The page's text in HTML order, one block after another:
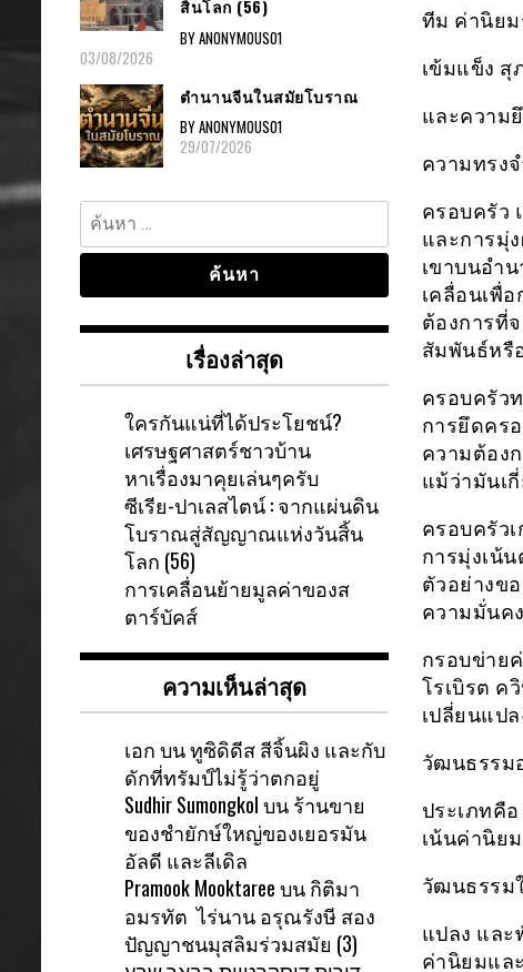
ทีม ค่านิยม
เข้มแข็ง สุ
และความ
ความทรง
ครอบครัว
และการมุ่
เขาบนอำ
เคลื่อนเพื่
ต้องการที่
สัมพันธ์หรื
ครอบครัว
การยึดคร
ความต้อง
แม้ว่ามันเ
ครอบครัว
การมุ่งเน้
ตัวอย่างข
ความมั่นค
กรอบข่าย
โรเบิรต ค
เปลี่ยนแปล
วัฒนธรรม
ประเภทคื
เน้นค่านิย
วัฒนธรรม
แปลง แล
ค่านิยมแล
สิ้นโลก (56)
BY ANONYMOUS01
03/08/2026
ตำนานจีนในสมัยโบราณ
BY ANONYMOUS01
29/07/2026
ค้นหา
สำหรับ:
เรื่องล่าสุด
ใครกันแน่ที่ได้ประโยชน์?
เศรษฐศาสตร์ชาวบ้าน
หาเรื่องมาคุยเล่นๆครับ
ซีเรีย-ปาเลสไตน์ : จากแผ่นดิน
โบราณสู่สัญญาณแห่งวันสิ้น
โลก (56)
การเคลื่อนย้ายมูลค่าของส
ตาร์บัคส์
ความเห็นล่าสุด
เอกบนทูซิดิดีส สีจิ้นผิง และกับ
ดักที่ทรัมป์ไม่รู้ว่าตกอยู่
Sudhir Sumongkolบนร้านขาย
ของชำยักษ์ใหญ่ของเยอรมัน
อัลดี และลีเดิล
Pramook Mooktareeบนกิติมา
อมรทัต ไร่นาน อรุณรังษี สอง
ปัญญาชนมุสลิมร่วมสมัย (3)